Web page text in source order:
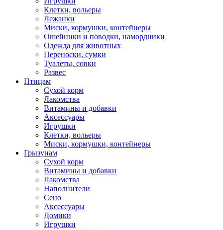
Клетки, вольеры
Лежанки
Миски, кормушки, контейнеры
Ошейники и поводки, намордники
Одежда для животных
Переноски, сумки
Туалеты, совки
Развес
Птицам
Сухой корм
Лакомства
Витамины и добавки
Аксессуары
Игрушки
Клетки, вольеры
Миски, кормушки, контейнеры
Грызунам
Сухой корм
Витамины и добавки
Лакомства
Наполнители
Сено
Аксессуары
Домики
Игрушки